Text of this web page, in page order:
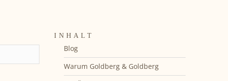
INHALT
Blog
Warum Goldberg & Goldberg